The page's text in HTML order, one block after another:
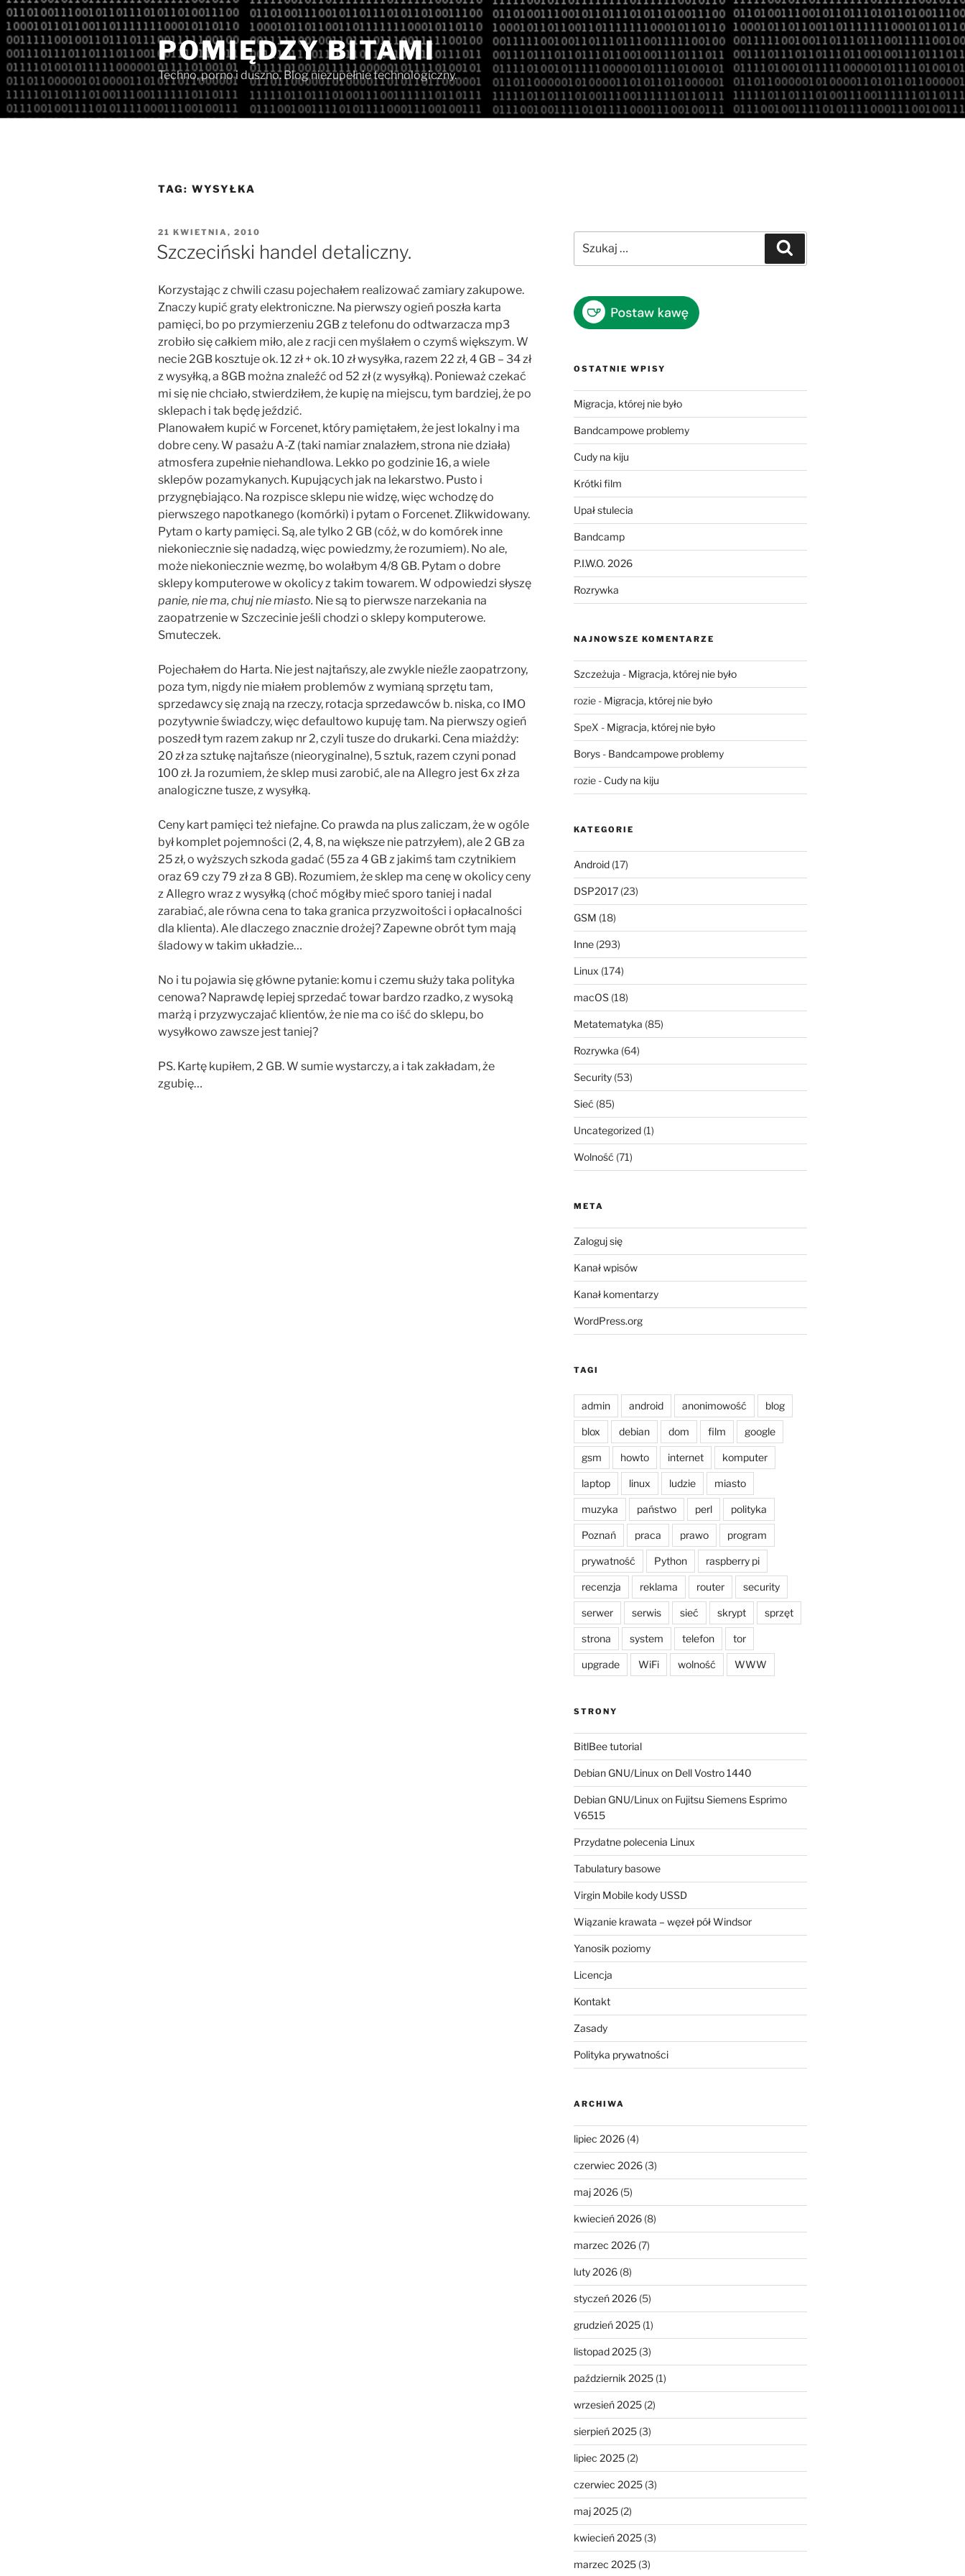
Przejdź
do
treści
POMIĘDZY BITAMI
Techno, porno i duszno. Blog niezupełnie technologiczny.
TAG: WYSYŁKA
OPUBLIKOWANE
W
21 KWIETNIA, 2010
Szczeciński handel detaliczny.
Korzystając z chwili czasu pojechałem realizować zamiary zakupowe.
Znaczy kupić graty elektroniczne. Na pierwszy ogień poszła karta
pamięci, bo po przymierzeniu 2GB z telefonu do odtwarzacza mp3
zrobiło się całkiem miło, ale z racji cen myślałem o czymś większym. W
necie 2GB kosztuje ok. 12 zł + ok. 10 zł wysyłka, razem 22 zł, 4 GB – 34 zł
z wysyłką, a 8GB można znaleźć od 52 zł (z wysyłką). Ponieważ czekać
mi się nie chciało, stwierdziłem, że kupię na miejscu, tym bardziej, że po
sklepach i tak będę jeździć.
Planowałem kupić w Forcenet, który pamiętałem, że jest lokalny i ma
dobre ceny. W pasażu A-Z (taki namiar znalazłem, strona nie działa)
atmosfera zupełnie niehandlowa. Lekko po godzinie 16, a wiele
sklepów pozamykanych. Kupujących jak na lekarstwo. Pusto i
przygnębiająco. Na rozpisce sklepu nie widzę, więc wchodzę do
pierwszego napotkanego (komórki) i pytam o Forcenet. Zlikwidowany.
Pytam o karty pamięci. Są, ale tylko 2 GB (cóż, w do komórek inne
niekoniecznie się nadadzą, więc powiedzmy, że rozumiem). No ale,
może niekoniecznie wezmę, bo wolałbym 4/8 GB. Pytam o dobre
sklepy komputerowe w okolicy z takim towarem. W odpowiedzi słyszę
panie, nie ma, chuj nie miasto. Nie są to pierwsze narzekania na
zaopatrzenie w Szczecinie jeśli chodzi o sklepy komputerowe.
Smuteczek.
Pojechałem do Harta. Nie jest najtańszy, ale zwykle nieźle zaopatrzony,
poza tym, nigdy nie miałem problemów z wymianą sprzętu tam,
sprzedawcy się znają na rzeczy, rotacja sprzedawców b. niska, co IMO
pozytywnie świadczy, więc defaultowo kupuję tam. Na pierwszy ogień
poszedł tym razem zakup nr 2, czyli tusze do drukarki. Cena miażdży:
20 zł za sztukę najtańsze (nieoryginalne), 5 sztuk, razem czyni ponad
100 zł. Ja rozumiem, że sklep musi zarobić, ale na Allegro jest 6x zł za
analogiczne tusze, z wysyłką.
Ceny kart pamięci też niefajne. Co prawda na plus zaliczam, że w ogóle
był komplet pojemności (2, 4, 8, na większe nie patrzyłem), ale 2 GB za
25 zł, o wyższych szkoda gadać (55 za 4 GB z jakimś tam czytnikiem
oraz 69 czy 79 zł za 8 GB). Rozumiem, że sklep ma cenę w okolicy ceny
z Allegro wraz z wysyłką (choć mógłby mieć sporo taniej i nadal
zarabiać, ale równa cena to taka granica przyzwoitości i opłacalności
dla klienta). Ale dlaczego znacznie drożej? Zapewne obrót tym mają
śladowy w takim układzie…
No i tu pojawia się główne pytanie: komu i czemu służy taka polityka
cenowa? Naprawdę lepiej sprzedać towar bardzo rzadko, z wysoką
marżą i przyzwyczajać klientów, że nie ma co iść do sklepu, bo
wysyłkowo zawsze jest taniej?
PS. Kartę kupiłem, 2 GB. W sumie wystarczy, a i tak zakładam, że
zgubię…
OSTATNIE WPISY
Migracja, której nie było
Bandcampowe problemy
Cudy na kiju
Krótki film
Upał stulecia
Bandcamp
P.I.W.O. 2026
Rozrywka
NAJNOWSZE KOMENTARZE
Szczeżuja - Migracja, której nie było
rozie- Migracja, której nie było
SpeX - Migracja, której nie było
Borys- Bandcampowe problemy
rozie- Cudy na kiju
KATEGORIE
Android(17)
DSP2017(23)
GSM (18)
Inne(293)
Linux (174)
macOS(18)
Metatematyka (85)
Rozrywka (64)
Security(53)
Sieć (85)
Uncategorized(1)
Wolność (71)
META
Zaloguj się
Kanał wpisów
Kanał komentarzy
WordPress.org
TAGI
admin android anonimowość blog
blox debian dom film google
gsm howto internet komputer
laptop linux ludzie miasto
muzyka państwo perl polityka
Poznań praca prawo program
prywatność Python raspberry pi
recenzja reklama router security
serwer serwis sieć skrypt sprzęt
strona system telefon tor
upgrade WiFi wolność WWW
STRONY
BitlBee tutorial
Debian GNU/Linux on Dell Vostro 1440
Debian GNU/Linux on Fujitsu Siemens Esprimo
V6515
Przydatne polecenia Linux
Tabulatury basowe
Virgin Mobile kody USSD
Wiązanie krawata – węzeł pół Windsor
Yanosik poziomy
Licencja
Kontakt
Zasady
Polityka prywatności
ARCHIWA
lipiec 2026(4)
czerwiec 2026(3)
maj 2026(5)
kwiecień 2026(8)
marzec 2026(7)
luty 2026(8)
styczeń 2026(5)
grudzień 2025(1)
listopad 2025(3)
październik 2025(1)
wrzesień 2025(2)
sierpień 2025(3)
lipiec 2025(2)
czerwiec 2025(3)
maj 2025(2)
kwiecień 2025(3)
marzec 2025(3)